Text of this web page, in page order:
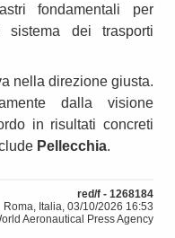
fondamentali per
sistema dei trasporti
nella direzione giusta.
dalla visione
in risultati concreti
Pellecchia.
red/f - 1268184
Roma, Italia, 03/10/2026 16:53
Aeronautical Press Agency